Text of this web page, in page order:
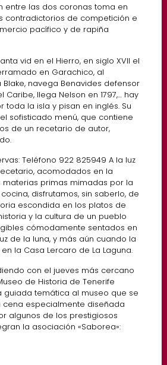
entre las dos coronas toma en
contradictorios de competición e
pacífico y de rapiña
vid en el Hierro, en siglo XVII el
en Garachico, al
navega Benavides defensor
Caribe, llega Nelson en 1797,… hay
toda la isla y pisan en inglés. Su
sofisticado menú, que contiene
de un recetario de autor,
Teléfono 922 825949 A la luz
acomodados en la
primas mimadas por la
disfrutamos, sin saberlo, de
escondida en los platos de
y la cultura de un pueblo
cómodamente sentados en
de la luna, y más aún cuando la
la Casa Lercaro de La Laguna.
con el jueves más cercano
de Historia de Tenerife
guiada temática al museo que se
especialmente diseñada
algunos de los prestigiosos
la asociación «Saborea»: